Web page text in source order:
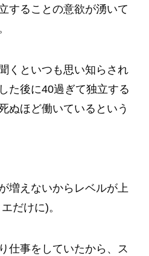
することの意欲が湧いて
くといつも思い知らされ
た後に40過ぎて独立する
ぬほど働いているという
増えないからレベルが上
だけに)。
仕事をしていたから、ス